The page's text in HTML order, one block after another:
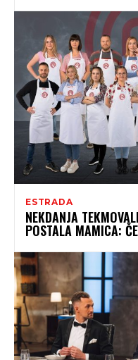
ESTRADA
NEKDANJA
POSTALA MAMICA: